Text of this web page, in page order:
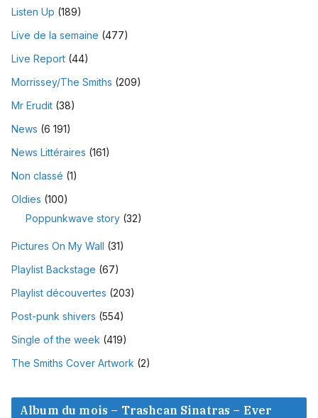
Listen Up (189)
Live de la semaine (477)
Live Report (44)
Morrissey/The Smiths (209)
Mr Erudit (38)
News (6 191)
News Littéraires (161)
Non classé (1)
Oldies (100)
Poppunkwave story (32)
Pictures On My Wall (31)
Playlist Backstage (67)
Playlist découvertes (203)
Post-punk shivers (554)
Single of the week (419)
The Smiths Cover Artwork (2)
Album du mois – Trashcan Sinatras – Ever